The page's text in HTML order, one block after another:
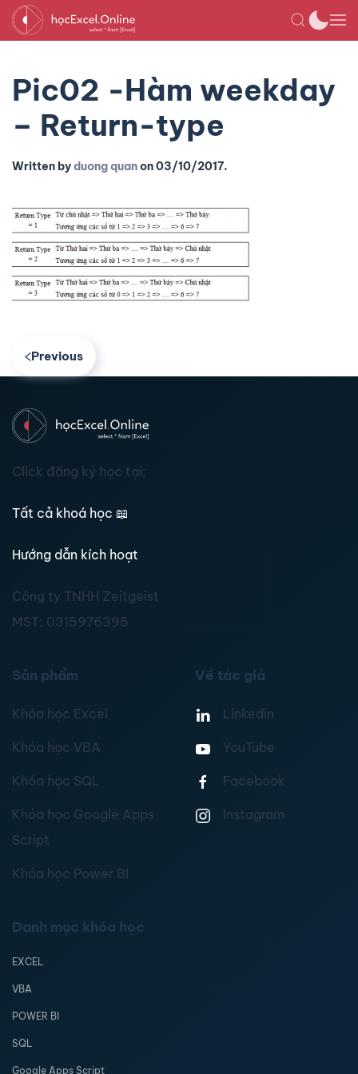
Pic02 -Hàm weekday
– Return-type
Written byduong quanon03/10/2017.
Previous
Click đăng ký học tại:
Tất cả khoá học 📖
Hướng dẫn kích hoạt
Công ty TNHH Zeitgeist
MST: 0315976395
Sản phẩm
Khóa học Excel
Khóa học VBA
Khóa học SQL
Khóa học Google Apps
Script
Khóa học Power BI
Về tác giả
Linkedin
YouTube
Facebook
Instagram
Danh mục khóa học
EXCEL
VBA
POWER BI
SQL
Google Apps Script